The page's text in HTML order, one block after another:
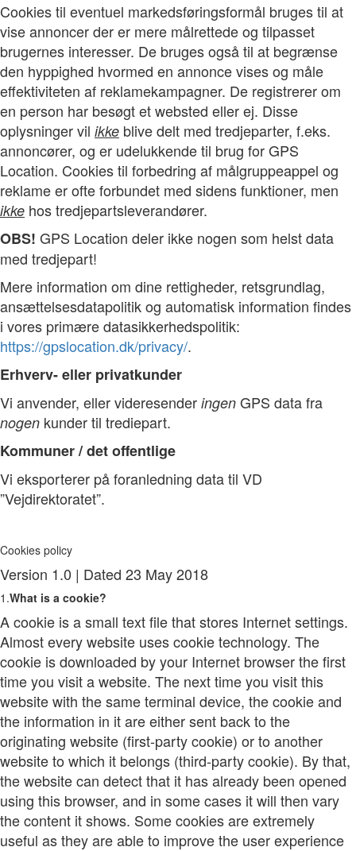
Cookies til eventuel markedsføringsformål bruges til at
vise annoncer der er mere målrettede og tilpasset
brugernes interesser. De bruges også til at begrænse
den hyppighed hvormed en annonce vises og måle
effektiviteten af reklamekampagner. De registrerer om
en person har besøgt et websted eller ej. Disse
oplysninger vil ikke blive delt med tredjeparter, f.eks.
annoncører, og er udelukkende til brug for GPS
Location. Cookies til forbedring af målgruppeappel og
reklame er ofte forbundet med sidens funktioner, men
ikke hos tredjepartsleverandører.
OBS! GPS Location deler ikke nogen som helst data
med tredjepart!
Mere information om dine rettigheder, retsgrundlag,
ansættelsesdatapolitik og automatisk information findes
i vores primære datasikkerhedspolitik:
https://gpslocation.dk/privacy/.
Erhverv- eller privatkunder
Vi anvender, eller videresender ingen GPS data fra
nogen kunder til trediepart.
Kommuner / det offentlige
Vi eksporterer på foranledning data til VD
”Vejdirektoratet”.
Cookies policy
Version 1.0 | Dated 23 May 2018
1.What is a cookie?
A cookie is a small text file that stores Internet settings.
Almost every website uses cookie technology. The
cookie is downloaded by your Internet browser the first
time you visit a website. The next time you visit this
website with the same terminal device, the cookie and
the information in it are either sent back to the
originating website (first-party cookie) or to another
website to which it belongs (third-party cookie). By that,
the website can detect that it has already been opened
using this browser, and in some cases it will then vary
the content it shows. Some cookies are extremely
useful as they are able to improve the user experience